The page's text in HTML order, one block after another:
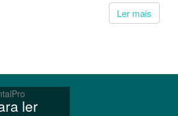
Ler mais
ler